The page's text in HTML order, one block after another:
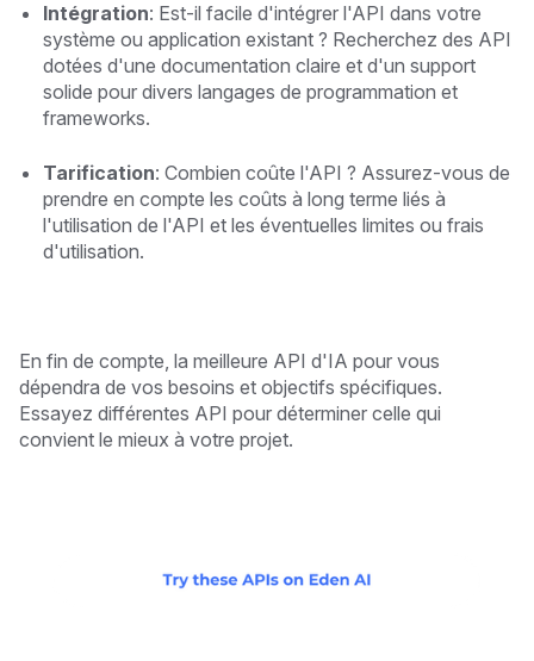
Intégration: Est-il facile d'intégrer l'API dans votre
système ou application existant ? Recherchez des API
dotées d'une documentation claire et d'un support
solide pour divers langages de programmation et
frameworks.
Tarification: Combien coûte l'API ? Assurez-vous de
prendre en compte les coûts à long terme liés à
l'utilisation de l'API et les éventuelles limites ou frais
d'utilisation.
En fin de compte, la meilleure API d'IA pour vous
dépendra de vos besoins et objectifs spécifiques.
Essayez différentes API pour déterminer celle qui
convient le mieux à votre projet.